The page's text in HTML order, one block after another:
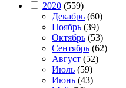
2020 (559)
Декабрь (60)
Ноябрь (39)
Октябрь (53)
Сентябрь (62)
Август (52)
Июль (59)
Июнь (43)